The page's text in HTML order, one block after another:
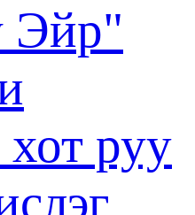
Эйр"
руу